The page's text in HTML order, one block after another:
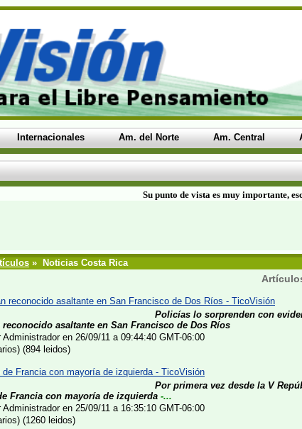
Internacionales Am. del Norte Am. Central
Su punto de vista es muy importante,
» Noticias Costa Rica
reconocido asaltante en San Francisco de Dos Ríos - TicoVisión
Policías lo sorprenden con
reconocido asaltante en San Francisco de Dos Ríos
Administrador en 26/09/11 a 09:44:40 GMT-06:00
(894 leidos)
de Francia con mayoría de izquierda - TicoVisión
Por primera vez desde la V
Francia con mayoría de izquierda -...
Administrador en 25/09/11 a 16:35:10 GMT-06:00
(1260 leidos)